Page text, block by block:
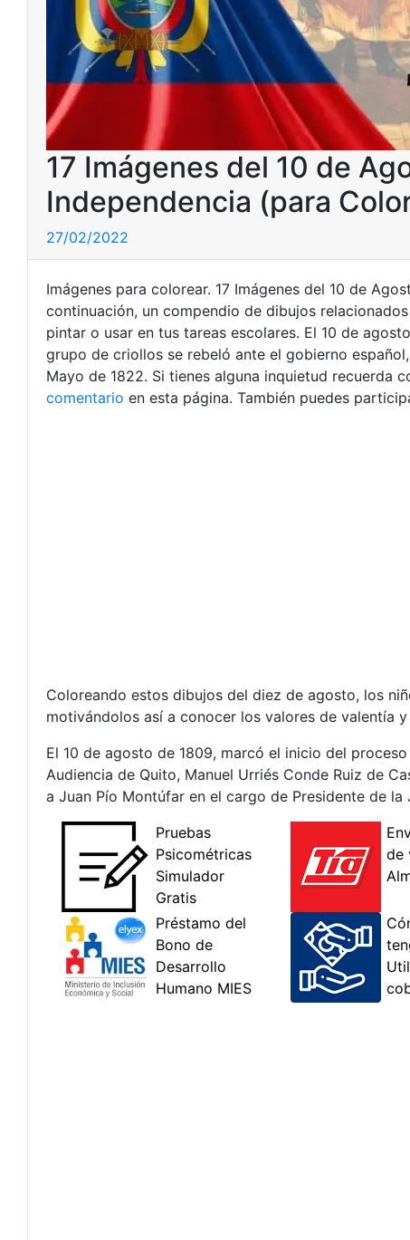
17 Imágenes del 10 de
Independencia (para
27/02/2022
Imágenes para colorear. 17 Imágenes del 10 de
continuación, un compendio de dibujos
pintar o usar en tus tareas escolares. El 10 de
grupo de criollos se rebeló ante el gobierno
Mayo de 1822. Si tienes alguna inquietud recuerda
comentario en esta página. También puedes
Coloreando estos dibujos del diez de agosto, los
motivándolos así a conocer los valores de valentía
El 10 de agosto de 1809, marcó el inicio del
Audiencia de Quito, Manuel Urriés Conde Ruiz de
a Juan Pío Montúfar en el cargo de Presidente de